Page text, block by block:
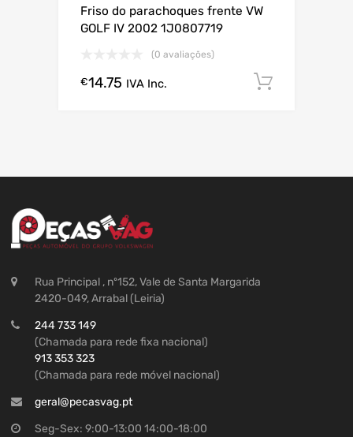
Friso do parachoques frente VW
GOLF IV 2002 1J0807719
(0 avaliações)
€14.75 IVA Inc.
Rua Principal , nº152, Vale de Santa Margarida
2420-049, Arrabal (Leiria)
244 733 149
(Chamada para rede fixa nacional)
913 353 323
(Chamada para rede móvel nacional)
geral@pecasvag.pt
Seg-Sex: 9:00-13:00 14:00-18:00